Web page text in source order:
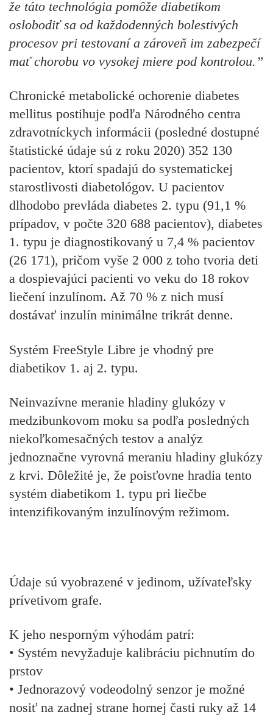
že táto technológia pomôže diabetikom
oslobodiť sa od každodenných bolestivých
procesov pri testovaní a zároveň im zabezpečí
mať chorobu vo vysokej miere pod kontrolou.”
Chronické metabolické ochorenie diabetes
mellitus postihuje podľa Národného centra
zdravotníckych informácii (posledné dostupné
štatistické údaje sú z roku 2020) 352 130
pacientov, ktorí spadajú do systematickej
starostlivosti diabetológov. U pacientov
dlhodobo prevláda diabetes 2. typu (91,1 %
prípadov, v počte 320 688 pacientov), diabetes
1. typu je diagnostikovaný u 7,4 % pacientov
(26 171), pričom vyše 2 000 z toho tvoria deti
a dospievajúci pacienti vo veku do 18 rokov
liečení inzulínom. Až 70 % z nich musí
dostávať inzulín minimálne trikrát denne.
Systém FreeStyle Libre je vhodný pre
diabetikov 1. aj 2. typu.
Neinvazívne meranie hladiny glukózy v
medzibunkovom moku sa podľa posledných
niekoľkomesačných testov a analýz
jednoznačne vyrovná meraniu hladiny glukózy
z krvi. Dôležité je, že poisťovne hradia tento
systém diabetikom 1. typu pri liečbe
intenzifikovaným inzulínovým režimom.
Údaje sú vyobrazené v jedinom, užívateľsky
prívetivom grafe.
K jeho nesporným výhodám patrí:
• Systém nevyžaduje kalibráciu pichnutím do
prstov
• Jednorazový vodeodolný senzor je možné
nosiť na zadnej strane hornej časti ruky až 14